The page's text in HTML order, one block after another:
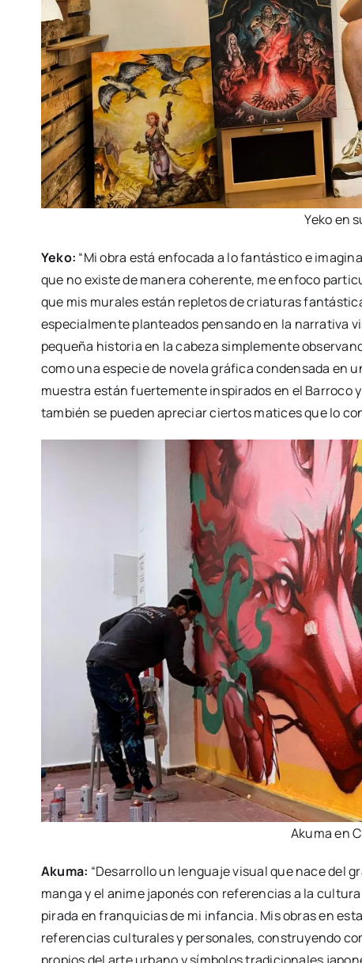
Yeko en
Yeko: “Mi obra está enfo­ca­da a lo fan­tás­ti­co e
que no exis­te de mane­ra cohe­ren­te, me enfo­co
que mis mura­les están reple­tos de cria­tu­ras
espe­cial­men­te plan­tea­dos pen­san­do en la narra­ti­va
peque­ña his­to­ria en la cabe­za sim­ple­men­te
como una espe­cie de nove­la grá­fi­ca con­den­sa­da en
mues­tra están fuer­te­men­te ins­pi­ra­dos en el Barro­co
tam­bién se pue­den apre­ciar cier­tos mati­ces que lo
Aku­ma en
Aku­ma: “Desa­rro­llo un len­gua­je visual que nace del
man­ga y el ani­me japo­nés con refe­ren­cias a la
pi­ra­da en fran­qui­cias de mi infan­cia. Mis obras en
refe­ren­cias cul­tu­ra­les y per­so­na­les, cons­tru­yen­do